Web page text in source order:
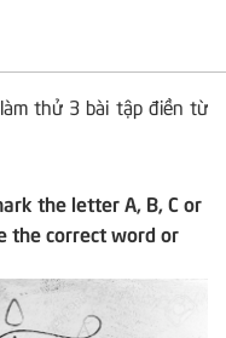
làm thử 3 bài tập điền từ
the letter A, B, C or
the correct word or